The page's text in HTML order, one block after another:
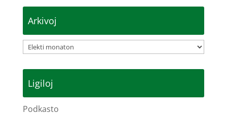
Arkivoj
Arkivoj
Ligiloj
Podkasto